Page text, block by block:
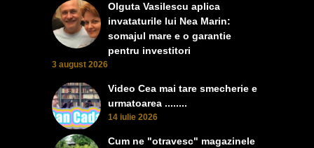
Olguta Vasilescu aplica
invataturile lui Nea Marin:
somajul mare e o garantie
pentru investitori
3 august 2026
Video Cea mai tare smecherie e
urmatoarea ........
14 iulie 2026
Cum ne "otravesc" magazinele